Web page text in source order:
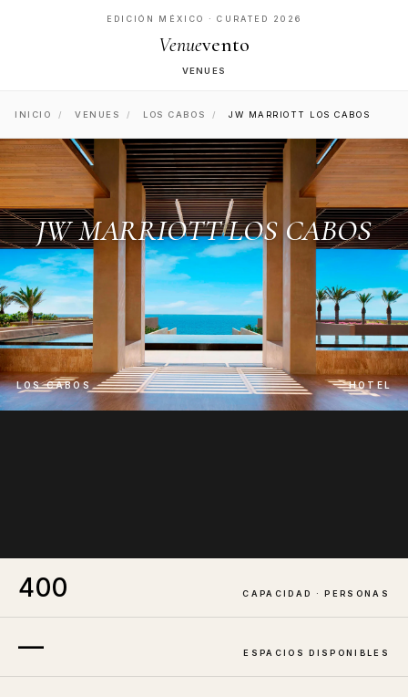
EDICIÓN MÉXICO · CURATED 2026
Venuevento
VENUES
INICIO / VENUES / LOS CABOS / JW MARRIOTT LOS CABOS
JW MARRIOTT LOS CABOS
LOS CABOS HOTEL
400 CAPACIDAD · PERSONAS
— ESPACIOS DISPONIBLES